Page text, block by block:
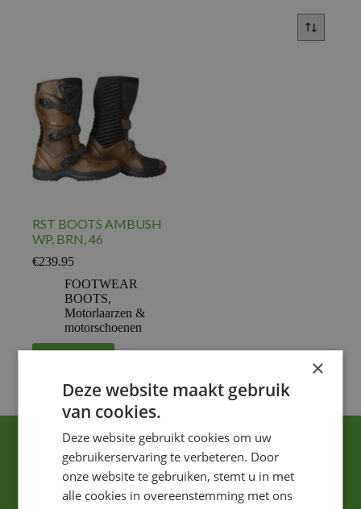
RST BOOTS AMBUSH
WP, BRN, 46
€239.95
FOOTWEAR
BOOTS,
Motorlaarzen &
motorschoenen
×
Deze website maakt gebruik
van cookies.
Deze website gebruikt cookies om uw
gebruikerservaring te verbeteren. Door
onze website te gebruiken, stemt u in met
alle cookies in overeenstemming met ons